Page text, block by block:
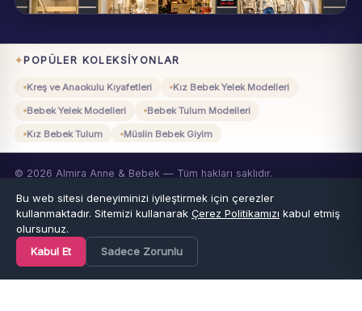
Eynesil / Giresun
Pazartesi–Cumartesi 09:00–19:00
POPÜLER KOLEKSIYONLAR
Kreş ve Anaokulu Kıyafetleri Kız Bebek Yelek Modelleri
Bebek Yelek Modelleri Bebek Tulum Modelleri
Kız Bebek Tulum Müslin Bebek Giyim
Beden Rehberi: Kaç Beden Kaç Yaş? Anne-Baba Soruları
© 2026 Almira Anne & Bebek — Tüm hakları saklıdır.
VISA Mastercard TROY PayTR
Ana Sayfa Kategoriler Favoriler
Bu web sitesi deneyiminizi iyileştirmek için çerezler
kullanmaktadır. Sitemizi kullanarak Çerez Politikamızı kabul etmiş
olursunuz.
Kabul Et
Sadece Zorunlu